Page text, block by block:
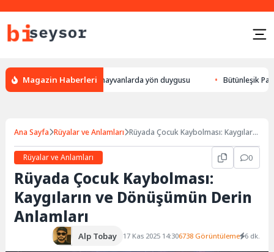
Magazin Haberleri
leylek yön bulması, hayvanlarda yön duygusu Bütünleşik
Ana Sayfa Rüyalar ve Anlamları Rüyada Çocuk Kaybolması: Kaygıların
Rüyalar ve Anlamları
0
Rüyada Çocuk Kaybolması:
Kaygıların ve Dönüşümün Derin
Anlamları
Alp Tobay 17 Kas 2025 14:306738 Görüntüleme 6 dk.